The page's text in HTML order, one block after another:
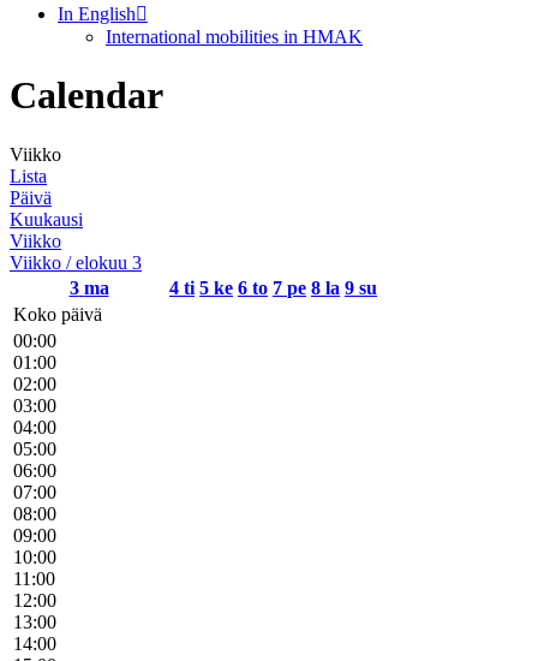
In English
International mobilities in HMAK
Calendar
Viikko
Lista
Päivä
Kuukausi
Viikko
Viikko / elokuu 3
3 ma 4 ti 5 ke 6 to 7 pe 8 la 9 su
Koko päivä
00:00
01:00
02:00
03:00
04:00
05:00
06:00
07:00
08:00
09:00
10:00
11:00
12:00
13:00
14:00